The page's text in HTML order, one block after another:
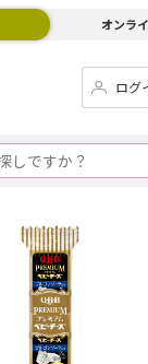
オンラ
ログ